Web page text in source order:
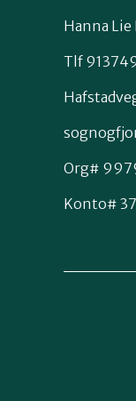
Hanna Lie
Tlf
Org#
Konto#